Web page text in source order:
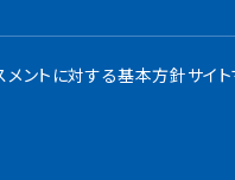
メントに対する基本方針サイ